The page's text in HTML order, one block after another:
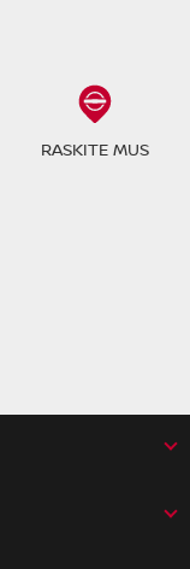
RASKITE MUS